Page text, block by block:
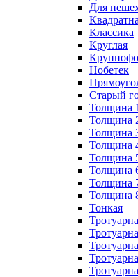
Для
Классика
Круглая
Нобетек
Старый
Толщина
Толщина
Толщина
Толщина
Толщина
Толщина
Толщина
Толщина
Тонкая